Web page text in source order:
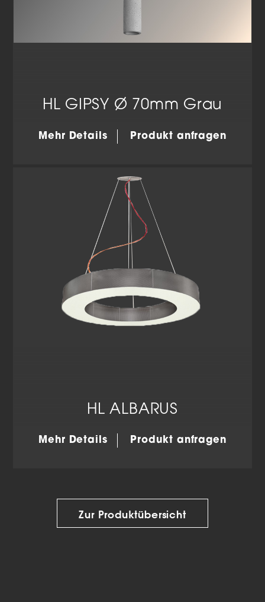
HL GIPSY Ø 70mm Grau
Mehr Details Produkt anfragen
HL ALBARUS
Mehr Details Produkt anfragen
Zur Produktübersicht